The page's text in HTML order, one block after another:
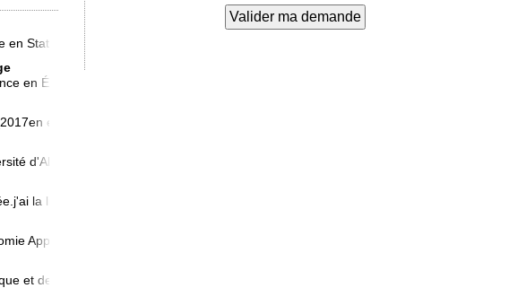
Statistique Econométrie
en Économie Appliquée à la Facu
économie appliquée après
d'Abomey Calavi ( UA
la licence en economie
Appliquée et de Management
et de gestion à l'Universit